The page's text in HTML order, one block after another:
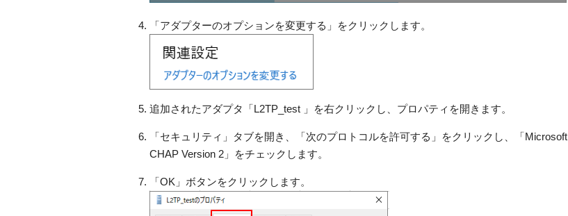
「アダプターのオプションを変更する」をクリックします。
追加されたアダプタ「L2TP_test 」を右クリックし、プロパティを開きます。
「セキュリティ」タブを開き、「次のプロトコルを許可する」をクリックし、「Microsoft
CHAP Version 2」をチェックします。
「OK」ボタンをクリックします。